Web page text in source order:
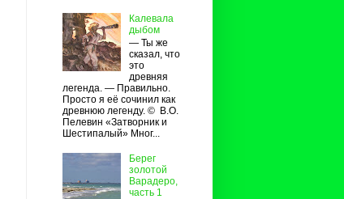
Калевала
дыбом
— Ты же
сказал, что
это
древняя
легенда. — Правильно.
Просто я её сочинил как
древнюю легенду. © В.О.
Пелевин «Затворник и
Шестипалый» Мног...
Берег
золотой
Варадеро,
часть 1